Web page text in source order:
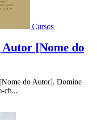
Cursos
[Nome do
do Autor]. Domine
ch...